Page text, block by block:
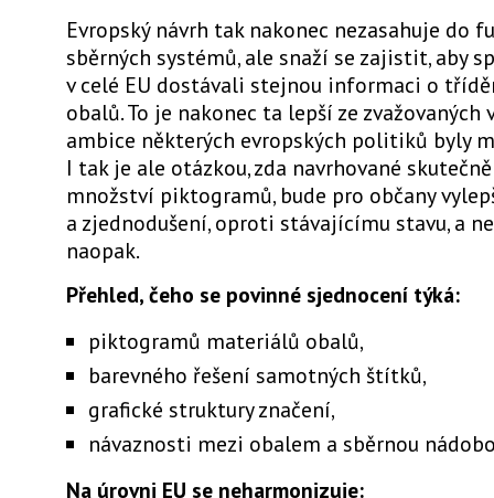
Evropský návrh tak nakonec nezasahuje do
sběrných systémů, ale snaží se zajistit, aby
v celé EU dostávali stejnou informaci o
obalů. To je nakonec ta lepší ze
ambice některých evropských politiků byly
I tak je ale otázkou, zda navrhované
množství piktogramů, bude pro občany
a zjednodušení, oproti stávajícímu stavu, a
naopak.
Přehled, čeho se povinné sjednocení týká:
piktogramů materiálů obalů,
barevného řešení samotných štítků,
grafické struktury značení,
návaznosti mezi obalem a sběrnou
Na úrovni EU se neharmonizuje: